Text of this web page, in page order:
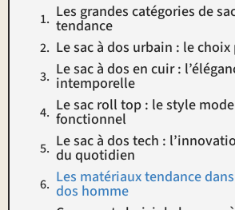
Les grandes catégories de
tendance
Le sac à dos urbain : le
Le sac à dos en cuir :
intemporelle
Le sac roll top : le style
fonctionnel
Le sac à dos tech :
du quotidien
Les matériaux tendance
dos homme